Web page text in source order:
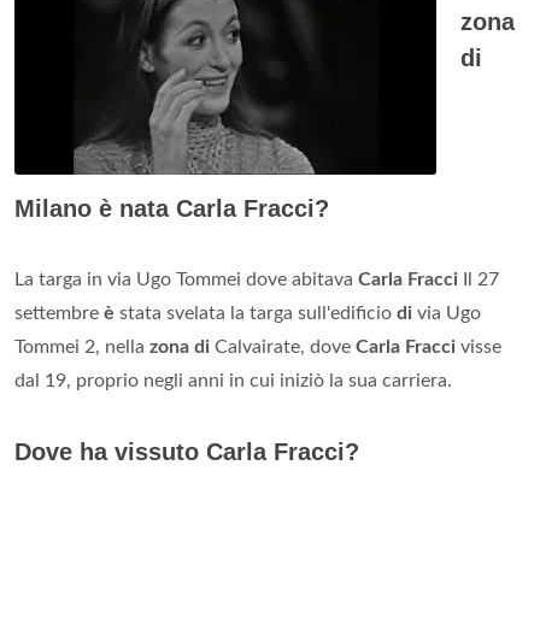
zona
di
Milano è nata Carla Fracci?
La targa in via Ugo Tommei dove abitava Carla Fracci Il 27
settembre è stata svelata la targa sull'edificio di via Ugo
Tommei 2, nella zona di Calvairate, dove Carla Fracci visse
dal 19, proprio negli anni in cui iniziò la sua carriera.
Dove ha vissuto Carla Fracci?